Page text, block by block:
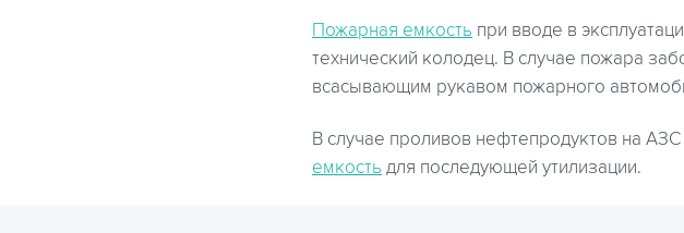
Пожарная емкость при вводе в
технический колодец. В случае пожара
всасывающим рукавом пожарного
В случае проливов нефтепродуктов на
емкость для последующей утилизации.